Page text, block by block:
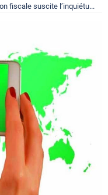
fiscale suscite l’inquiétu...